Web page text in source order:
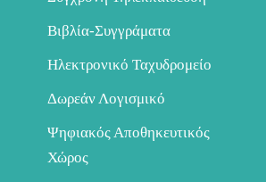
Βιβλία-Συγγράματα
Ηλεκτρονικό Ταχυδρομείο
Δωρεάν Λογισμικό
Ψηφιακός Αποθηκευτικός
Χώρος